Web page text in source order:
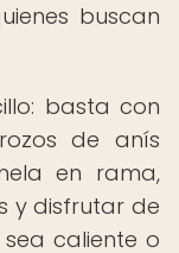
buscan
basta con
de anís
en rama,
y disfrutar de
caliente o